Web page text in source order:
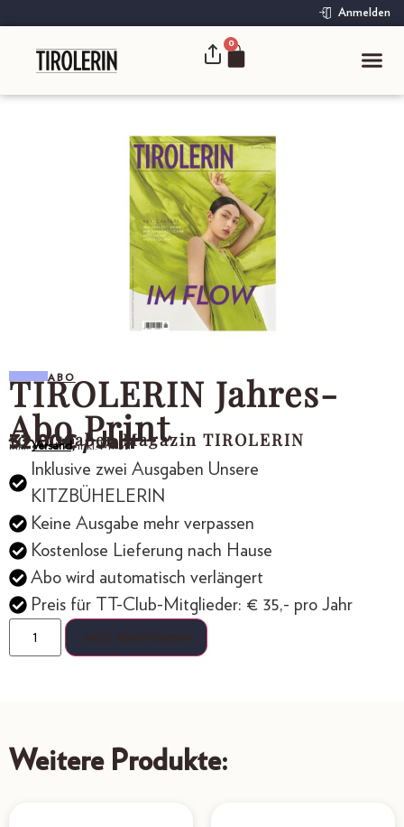
Anmelden
0
ABO
TIROLERIN Jahres-
Abo Print
10 Ausgaben Magazin TIROLERIN
32,00€ / Jahr
inkl.Versand,inkl. MwSt.
Inklusive zwei Ausgaben Unsere
KITZBÜHELERIN
Keine Ausgabe mehr verpassen
Kostenlose Lieferung nach Hause
Abo wird automatisch verlängert
Preis für TT-Club-Mitglieder: € 35,- pro Jahr
Weitere Produkte: